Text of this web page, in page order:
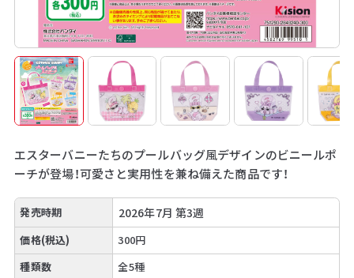
エスターバニーたちのプールバッグ風デザインのビニールポ
ーチが登場！可愛さと実用性を兼ね備えた商品です！
発売時期 2026年7月 第3週
価格(税込)
300円
種類数
全5種